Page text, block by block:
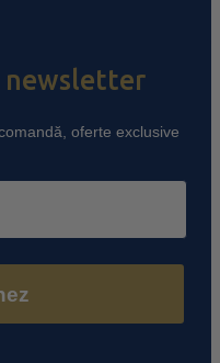
newsletter
oferte exclusive